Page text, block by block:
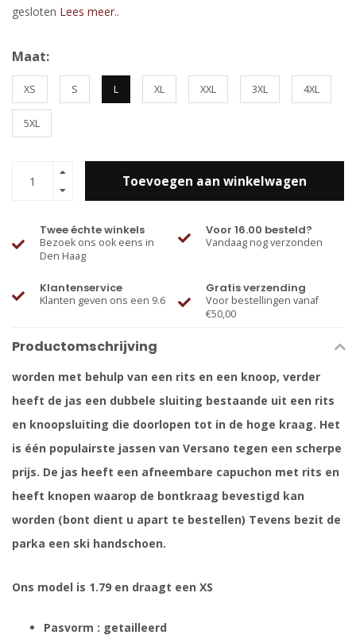
gesloten Lees meer..
Maat:
XS S L XL XXL 3XL 4XL
5XL
Toevoegen aan winkelwagen
Twee échte winkels
Bezoek ons ook eens in
Den Haag
Voor 16.00 besteld?
Vandaag nog verzonden
Klantenservice
Klanten geven ons een 9.6
Gratis verzending
Voor bestellingen vanaf
€50,00
Productomschrijving
worden met behulp van een rits en een knoop, verder
heeft de jas een dubbele sluiting bestaande uit een rits
en knoopsluiting die doorlopen tot in de hoge kraag. Het
is één populairste jassen van Versano tegen een scherpe
prijs. De jas heeft een afneembare capuchon met rits en
heeft knopen waarop de bontkraag bevestigd kan
worden (bont dient u apart te bestellen) Tevens bezit de
parka een ski handschoen.
Ons model is 1.79 en draagt een XS
Pasvorm : getailleerd